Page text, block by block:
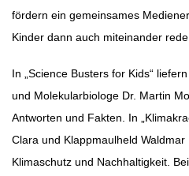
fördern ein gemeinsames
Kinder dann auch miteinander
In „Science Busters for Kids“
und Molekularbiologe Dr. Martin
Antworten und Fakten. In
Clara und Klappmaulheld
Klimaschutz und Nachhaltigkeit.